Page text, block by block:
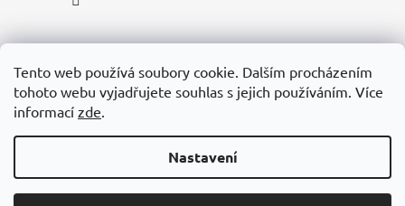
Tento web používá soubory cookie. Dalším procházením
tohoto webu vyjadřujete souhlas s jejich používáním. Více
informací zde.
Nastavení
Vytvořil Shoptet Premium
Copyright 2026Zelená Země. Všechna práva vyhrazena.